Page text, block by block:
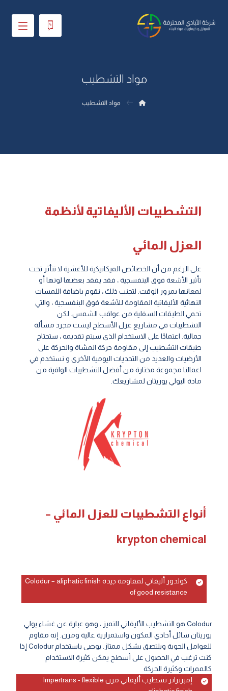
مواد التشطيب
مواد التشطيب
التشطيبات الأليفاتية لأنظمة
العزل المائي
على الرغم من أن الخصائص الميكانيكية للأغشية لا تتأثر تحت
تأثير الأشعة فوق البنفسجية ، فقد يفقد بعضها لونها أو
لمعانها بمرور الوقت. لتجنب ذلك ، نقوم باضافة اللمسات
النهائية الأليفاتية المقاومة للأشعة فوق البنفسجية ، والتي
تحمي الطبقات السفلية من عواقب الشمس. لكن
التشطيبات في مشاريع عزل الأسطح ليست مجرد مسألة
جمالية. اعتمادًا على الاستخدام الذي سيتم تقديمه ، ستحتاج
طبقات التشطيب إلى مقاومة حركة المشاة والحركة على
الأرضيات والعديد من التحديات اليومية الأخرى و نستخدم في
اعمالنا مجموعة مختارة من أفضل التشطيبات الواقية من
مادة البولي يوريثان لمشاريعك.
أنواع التشطيبات للعزل المائي –
krypton chemical
كولدور أليفاتي لمقاومة جيدة Colodur – aliphatic finish
of good resistance
Colodur هو التشطيب الأليفاتي للتميز ، وهو عبارة عن غشاء بولي
يوريثان سائل أحادي المكون واستمرارية عالية ومرن. إنه مقاوم
للعوامل الجوية ويلتصق بشكل ممتاز. يوصى باستخدام Colodur إذا
كنت ترغب في الحصول على أسطح يمكن كثيرة الاستخدام
كالممرات وكثيرة الحركة
إمبرترانز تشطيب أليفاتي مرن Impertrans - flexible